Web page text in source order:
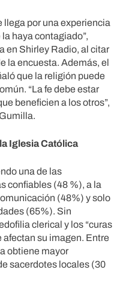
llega por una experiencia
haya contagiado”,
en Shirley Radio, al citar
la encuesta. Además, el
que la religión puede
“La fe debe estar
beneficien a los otros”,
Iglesia Católica
una de las
confiables (48 %), a la
(48%) y solo
(65%). Sin
clerical y los “curas
afectan su imagen. Entre
obtiene mayor
sacerdotes locales (30